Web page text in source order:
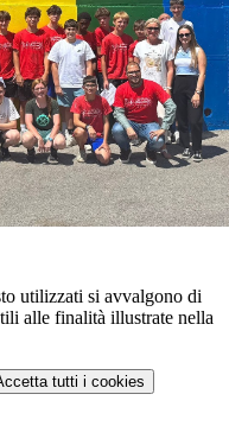
utilizzati si avvalgono di
alle finalità illustrate nella
tutti i cookies